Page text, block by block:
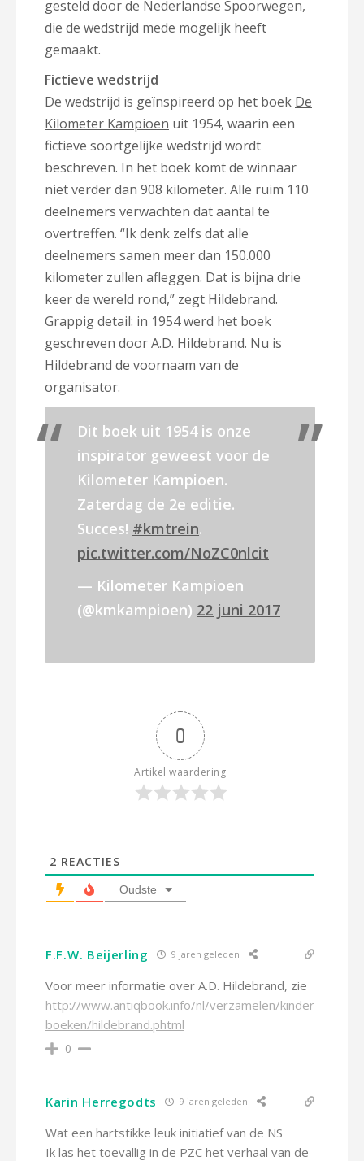
gesteld door de Nederlandse Spoorwegen,
die de wedstrijd mede mogelijk heeft
gemaakt.
Fictieve wedstrijd
De wedstrijd is geïnspireerd op het boek De
Kilometer Kampioen uit 1954, waarin een
fictieve soortgelijke wedstrijd wordt
beschreven. In het boek komt de winnaar
niet verder dan 908 kilometer. Alle ruim 110
deelnemers verwachten dat aantal te
overtreffen. “Ik denk zelfs dat alle
deelnemers samen meer dan 150.000
kilometer zullen afleggen. Dat is bijna drie
keer de wereld rond,” zegt Hildebrand.
Grappig detail: in 1954 werd het boek
geschreven door A.D. Hildebrand. Nu is
Hildebrand de voornaam van de
organisator.
Dit boek uit 1954 is onze
inspirator geweest voor de
Kilometer Kampioen.
Zaterdag de 2e editie.
Succes! #kmtrein.
pic.twitter.com/NoZC0nlcit
— Kilometer Kampioen
(@kmkampioen) 22 juni 2017
0
Artikel waardering
2 REACTIES
Oudste
F.F.W. Beijerling 9 jaren geleden
Voor meer informatie over A.D. Hildebrand, zie
http://www.antiqbook.info/nl/verzamelen/kinder
boeken/hildebrand.phtml
0
Karin Herregodts 9 jaren geleden
Wat een hartstikke leuk initiatief van de NS
Ik las het toevallig in de PZC het verhaal van de